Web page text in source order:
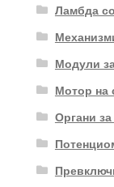
Ламбда
Модули
Мотор на
Органи